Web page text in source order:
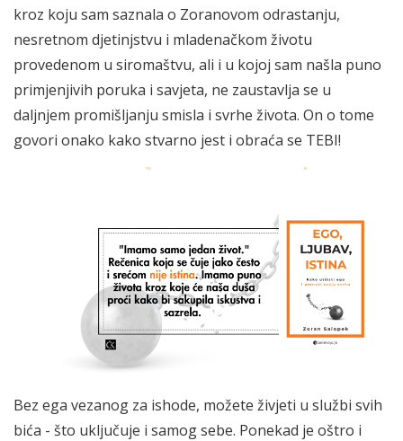
kroz koju sam saznala o Zoranovom odrastanju,
nesretnom djetinjstvu i mladenačkom životu
provedenom u siromaštvu, ali i u kojoj sam našla puno
primjenjivih poruka i savjeta, ne zaustavlja se u
daljnjem promišljanju smisla i svrhe života. On o tome
govori onako kako stvarno jest i obraća se TEBI!
Bez ega vezanog za ishode, možete živjeti u službi svih
bića - što uključuje i samog sebe. Ponekad je oštro i